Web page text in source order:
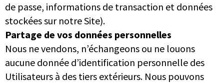
de passe, informations de transaction et données
stockées sur notre Site).
Partage de vos données personnelles
Nous ne vendons, n’échangeons ou ne louons
aucune donnée d’identification personnelle des
Utilisateurs à des tiers extérieurs. Nous pouvons